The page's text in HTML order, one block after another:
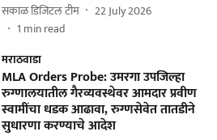
सकाळ डिजिटल टीम
22 July 2026
1 min read
मराठवाडा
MLA Orders Probe: उमरगा उपजिल्हा
रुग्णालयातील गैरव्यवस्थेवर आमदार प्रवीण
स्वामींचा धडक आढावा, रुग्णसेवेत तातडीने
सुधारणा करण्याचे आदेश